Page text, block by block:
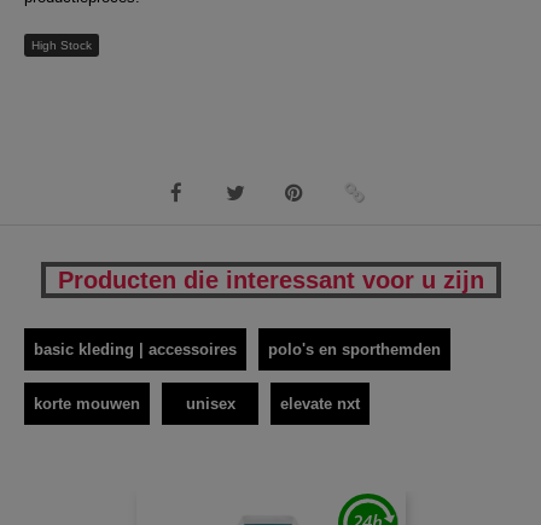
High Stock
Producten die interessant voor u zijn
basic kleding | accessoires polo's en sporthemden
korte mouwen unisex elevate nxt